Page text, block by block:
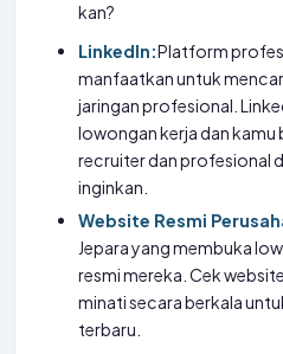
kan?
LinkedIn:Platform
manfaatkan untuk
jaringan profesional.
lowongan kerja dan kamu
recruiter dan profesional
inginkan.
Website Resmi
Jepara yang membuka
resmi mereka. Cek
minati secara berkala
terbaru.